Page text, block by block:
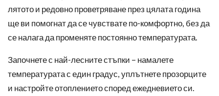
лятото и редовно проветряване през цялата година
ще ви помогнат да се чувствате по-комфортно, без да
се налага да променяте постоянно температурата.
Започнете с най-лесните стъпки – намалете
температурата с един градус, уплътнете прозорците
и настройте отоплението според ежедневието си.